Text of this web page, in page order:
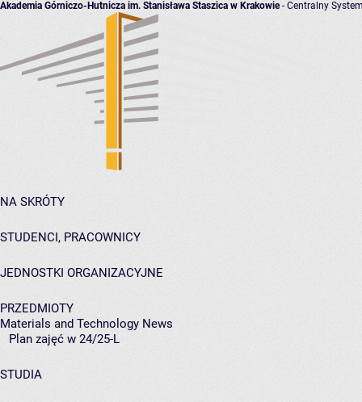
Akademia Górniczo-Hutnicza im. Stanisława Staszica w Krakowie- Centralny
NA SKRÓTY
STUDENCI, PRACOWNICY
JEDNOSTKI ORGANIZACYJNE
PRZEDMIOTY
Materials and Technology News
Plan zajęć w 24/25-L
STUDIA